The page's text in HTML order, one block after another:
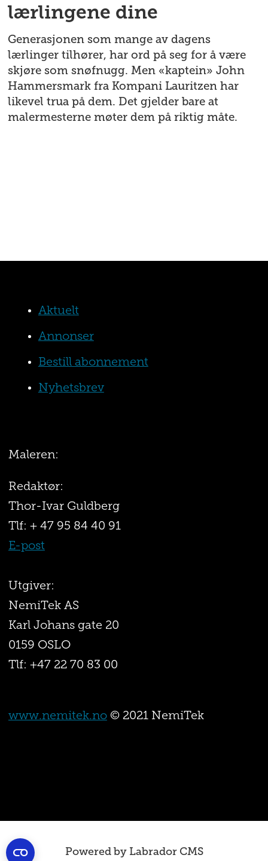
lærlingene dine
Generasjonen som mange av dagens
lærlinger tilhører, har ord på seg for å være
skjøre som snøfnugg. Men «kaptein» John
Hammersmark fra Kompani Lauritzen har
likevel trua på dem. Det gjelder bare at
malermesterne møter dem på riktig måte.
Aktuelt
Annonser
Bestill abonnement
Nyhetsbrev
Maleren:
Redaktør:
Thor-Ivar Guldberg
Tlf: + 47 95 84 40 91
E-post
Utgiver:
NemiTek AS
Karl Johans gate 20
0159 OSLO
Tlf: +47 22 70 83 00
www.nemitek.no© 2021 NemiTek
Powered by Labrador CMS